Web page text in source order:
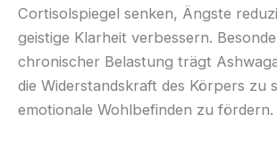
Cortisolspiegel senken, Ängste
geistige Klarheit verbessern.
chronischer Belastung trägt
die Widerstandskraft des Körpers zu
emotionale Wohlbefinden zu fördern.